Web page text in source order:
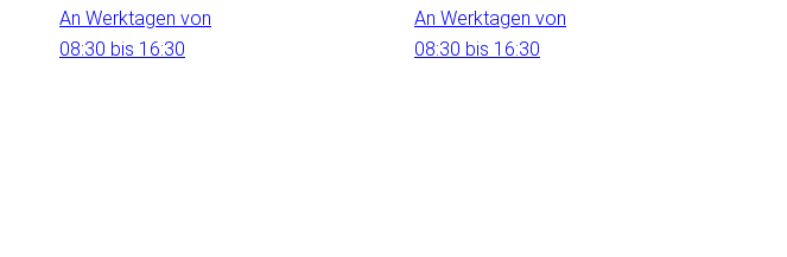
An Werktagen von
08:30 bis 16:30
An Werktagen von
08:30 bis 16:30